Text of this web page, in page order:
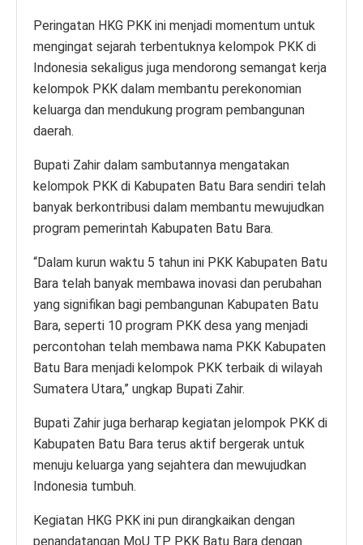
Peringatan HKG PKK ini menjadi momentum untuk
mengingat sejarah terbentuknya kelompok PKK di
Indonesia sekaligus juga mendorong semangat kerja
kelompok PKK dalam membantu perekonomian
keluarga dan mendukung program pembangunan
daerah.
Bupati Zahir dalam sambutannya mengatakan
kelompok PKK di Kabupaten Batu Bara sendiri telah
banyak berkontribusi dalam membantu mewujudkan
program pemerintah Kabupaten Batu Bara.
“Dalam kurun waktu 5 tahun ini PKK Kabupaten Batu
Bara telah banyak membawa inovasi dan perubahan
yang signifikan bagi pembangunan Kabupaten Batu
Bara, seperti 10 program PKK desa yang menjadi
percontohan telah membawa nama PKK Kabupaten
Batu Bara menjadi kelompok PKK terbaik di wilayah
Sumatera Utara,” ungkap Bupati Zahir.
Bupati Zahir juga berharap kegiatan jelompok PKK di
Kabupaten Batu Bara terus aktif bergerak untuk
menuju keluarga yang sejahtera dan mewujudkan
Indonesia tumbuh.
Kegiatan HKG PKK ini pun dirangkaikan dengan
penandatangan MoU TP PKK Batu Bara dengan